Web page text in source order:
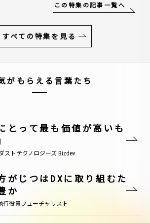
この特集の記事一覧へ
すべての特集を見る
がもらえる言葉たち
とって最も価値が高いも
ストテクノロジーズ Bizdev
がじつはDXに取り組むた
か
行役員フューチャリスト